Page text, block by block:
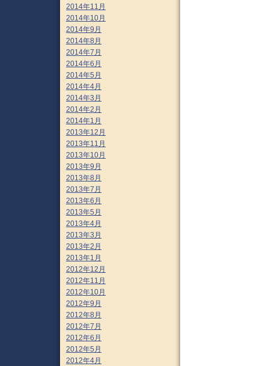
2014年11月
2014年10月
2014年9月
2014年8月
2014年7月
2014年6月
2014年5月
2014年4月
2014年3月
2014年2月
2014年1月
2013年12月
2013年11月
2013年10月
2013年9月
2013年8月
2013年7月
2013年6月
2013年5月
2013年4月
2013年3月
2013年2月
2013年1月
2012年12月
2012年11月
2012年10月
2012年9月
2012年8月
2012年7月
2012年6月
2012年5月
2012年4月